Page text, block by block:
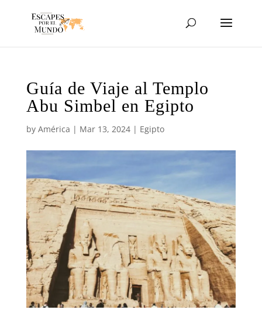
Guía de Viaje al Templo
Abu Simbel en Egipto
by América | Mar 13, 2024| Egipto